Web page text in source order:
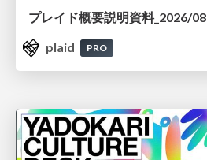
プレイド概要説明資料_2026/08
plaid
PRO